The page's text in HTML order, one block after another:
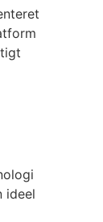
ideel